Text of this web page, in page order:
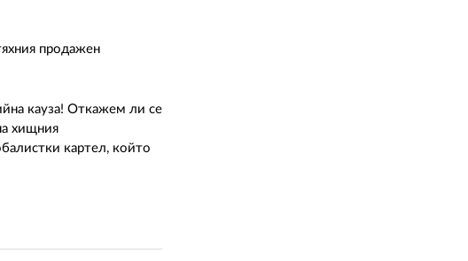
продажен
кауза! Откажем ли се
хищния
картел, който